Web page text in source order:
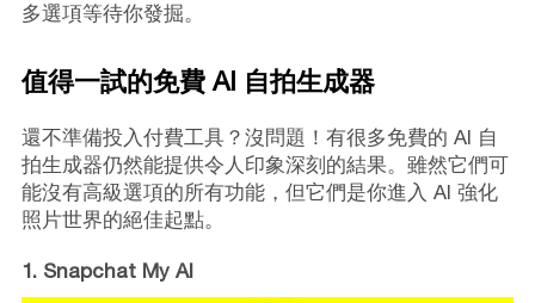
多選項等待你發掘。
值得一試的免費 AI 自拍生成器
還不準備投入付費工具？沒問題！有很多免費的 AI 自
拍生成器仍然能提供令人印象深刻的結果。雖然它們可
能沒有高級選項的所有功能，但它們是你進入 AI 強化
照片世界的絕佳起點。
1. Snapchat My AI